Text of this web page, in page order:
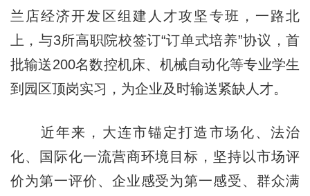
兰店经济开发区组建人才攻坚专班，一路北
上，与3所高职院校签订“订单式培养”协议，首
批输送200名数控机床、机械自动化等专业学生
到园区顶岗实习，为企业及时输送紧缺人才。
近年来，大连市锚定打造市场化、法治
化、国际化一流营商环境目标，坚持以市场评
价为第一评价、企业感受为第一感受、群众满